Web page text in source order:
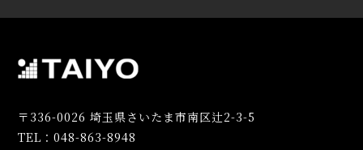
〒336-0026 埼玉県さいたま市南区辻2-3-5
TEL：048-863-8948